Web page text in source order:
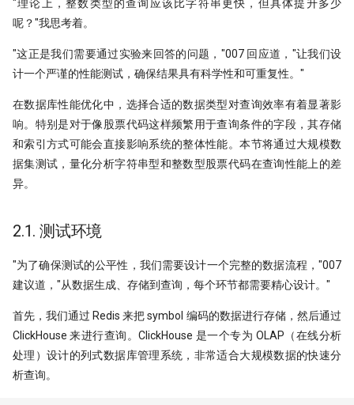
"理论上，整数类型的查询应该比字符串更快，但具体提升多少
呢？"我思考着。
"这正是我们需要通过实验来回答的问题，"007 回应道，"让我们设
计一个严谨的性能测试，确保结果具有科学性和可重复性。"
在数据库性能优化中，选择合适的数据类型对查询效率有着显著影
响。特别是对于像股票代码这样频繁用于查询条件的字段，其存储
和索引方式可能会直接影响系统的整体性能。本节将通过大规模数
据集测试，量化分析字符串型和整数型股票代码在查询性能上的差
异。
2.1. 测试环境
"为了确保测试的公平性，我们需要设计一个完整的数据流程，"007
建议道，"从数据生成、存储到查询，每个环节都需要精心设计。"
首先，我们通过 Redis 来把 symbol 编码的数据进行存储，然后通过
ClickHouse 来进行查询。ClickHouse 是一个专为 OLAP（在线分析
处理）设计的列式数据库管理系统，非常适合大规模数据的快速分
析查询。